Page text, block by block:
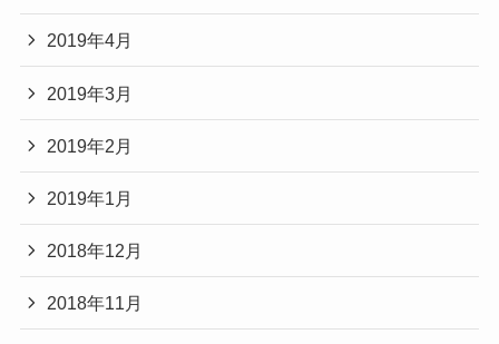
2019年4月
2019年3月
2019年2月
2019年1月
2018年12月
2018年11月